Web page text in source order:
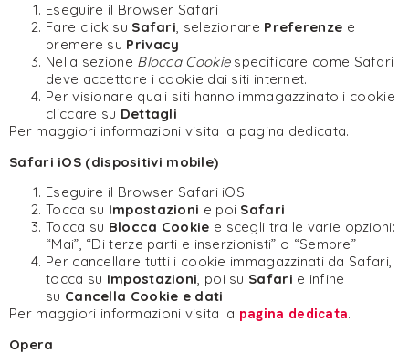
Eseguire il Browser Safari
Fare click su Safari, selezionare Preferenze e
premere su Privacy
Nella sezione Blocca Cookiespecificare come Safari
deve accettare i cookie dai siti internet.
Per visionare quali siti hanno immagazzinato i cookie
cliccare su Dettagli
Per maggiori informazioni visita la pagina dedicata.
Safari iOS (dispositivi mobile)
Eseguire il Browser Safari iOS
Tocca su Impostazioni e poi Safari
Tocca su Blocca Cookie e scegli tra le varie opzioni:
“Mai”, “Di terze parti e inserzionisti” o “Sempre”
Per cancellare tutti i cookie immagazzinati da Safari,
tocca su Impostazioni, poi su Safari e infine
su Cancella Cookie e dati
Per maggiori informazioni visita la pagina dedicata.
Opera